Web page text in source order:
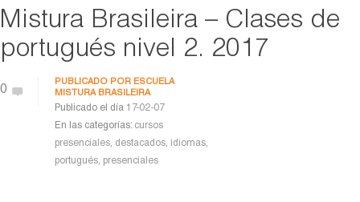
Mistura Brasileira – Clases de
portugués nivel 2. 2017
0
PUBLICADO POR ESCUELA
MISTURA BRASILEIRA
Publicado el día 17-02-07
En las categorías: cursos
presenciales, destacados, idiomas,
portugués, presenciales